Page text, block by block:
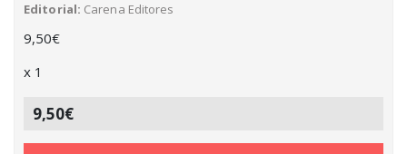
Editorial Carena Editores
9,50€
x 1
9,50€